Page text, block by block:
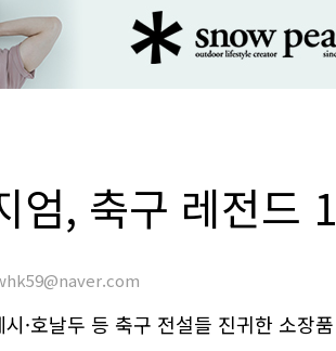
엄, 축구 레전드
·호날두 등 축구 전설들 진귀한 소장